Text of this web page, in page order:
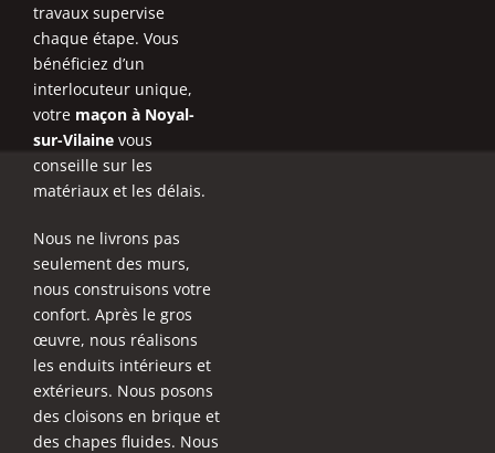
travaux supervise
chaque étape. Vous
bénéficiez d’un
interlocuteur unique,
votre maçon à Noyal-
sur-Vilainevous
conseille sur les
matériaux et les délais.
Nous ne livrons pas
seulement des murs,
nous construisons votre
confort. Après le gros
œuvre, nous réalisons
les enduits intérieurs et
extérieurs. Nous posons
des cloisons en brique et
des chapes fluides. Nous